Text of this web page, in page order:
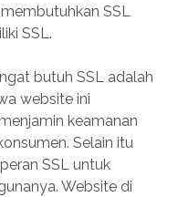
SSL
SSL.
butuh SSL adalah
website ini
keamanan
Selain itu
SSL untuk
Website di